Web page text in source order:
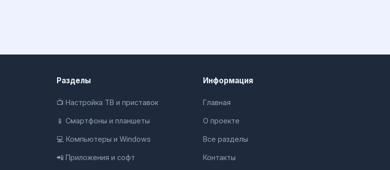
Разделы
📺 Настройка ТВ и приставок
📱 Смартфоны и планшеты
💻 Компьютеры и Windows
📲 Приложения и софт
Информация
Главная
О проекте
Все разделы
Контакты